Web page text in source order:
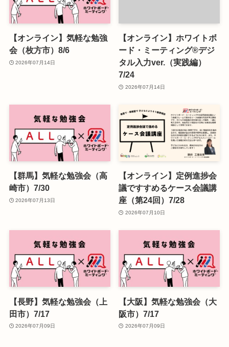
【オンライン】気軽な勉強
会（枚方市）8/6
2026年07月14日
【オンライン】ホワイトボ
ード・ミーティング®デジ
タル入力ver.（実践編）
7/24
2026年07月14日
【群馬】気軽な勉強会（高
崎市）7/30
2026年07月13日
【オンライン】定例進捗会
議ですすめるケース会議講
座（第24回）7/28
2026年07月10日
【長野】気軽な勉強会（上
田市）7/17
2026年07月09日
【大阪】気軽な勉強会（大
阪市）7/17
2026年07月09日